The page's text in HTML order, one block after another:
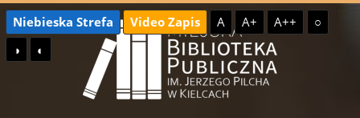
Przejdź
do
treści
Przejdź
do
menu
Niebieska Strefa Video Zapis A A+ A++
○
◑
◐